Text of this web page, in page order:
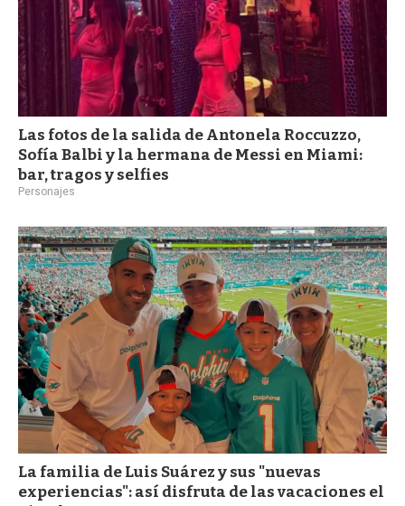
Las fotos de la salida de Antonela Roccuzzo,
Sofía Balbi y la hermana de Messi en Miami:
bar, tragos y selfies
Personajes
La familia de Luis Suárez y sus "nuevas
experiencias": así disfruta de las vacaciones el